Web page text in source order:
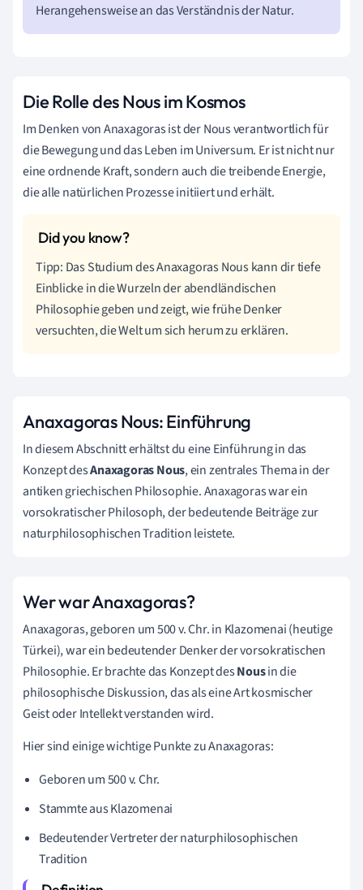
Herangehensweise an das Verständnis der Natur.
Die Rolle des Nous im Kosmos
Im Denken von Anaxagoras ist der Nous verantwortlich für
die Bewegung und das Leben im Universum. Er ist nicht nur
eine ordnende Kraft, sondern auch die treibende Energie,
die alle natürlichen Prozesse initiiert und erhält.
Tipp: Das Studium des Anaxagoras Nous kann dir tiefe
Einblicke in die Wurzeln der abendländischen
Philosophie geben und zeigt, wie frühe Denker
versuchten, die Welt um sich herum zu erklären.
Anaxagoras Nous: Einführung
In diesem Abschnitt erhältst du eine Einführung in das
Konzept desAnaxagoras Nous, ein zentrales Thema in der
antiken griechischen Philosophie. Anaxagoras war ein
vorsokratischer Philosoph, der bedeutende Beiträge zur
naturphilosophischen Tradition leistete.
Wer war Anaxagoras?
Anaxagoras, geboren um 500 v. Chr. in Klazomenai (heutige
Türkei), war ein bedeutender Denker der vorsokratischen
Philosophie. Er brachte das Konzept desNousin die
philosophische Diskussion, das als eine Art kosmischer
Geist oder Intellekt verstanden wird.
Hier sind einige wichtige Punkte zu Anaxagoras:
Geboren um 500 v. Chr.
Stammte aus Klazomenai
Bedeutender Vertreter der naturphilosophischen
Tradition